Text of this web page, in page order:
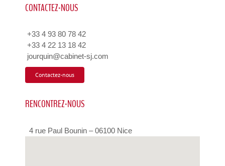
CONTACTEZ-NOUS
+33 4 93 80 78 42
+33 4 22 13 18 42
jourquin@cabinet-sj.com
Contactez-nous
RENCONTREZ-NOUS
4 rue Paul Bounin – 06100 Nice